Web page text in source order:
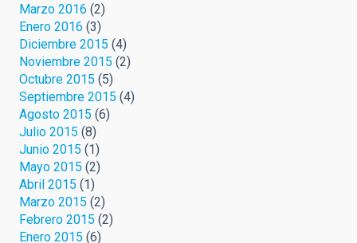
Marzo 2016 (2)
Enero 2016 (3)
Diciembre 2015 (4)
Noviembre 2015 (2)
Octubre 2015 (5)
Septiembre 2015 (4)
Agosto 2015 (6)
Julio 2015 (8)
Junio 2015 (1)
Mayo 2015 (2)
Abril 2015 (1)
Marzo 2015 (2)
Febrero 2015 (2)
Enero 2015 (6)